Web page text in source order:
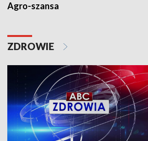
Agro-szansa
ZDROWIE